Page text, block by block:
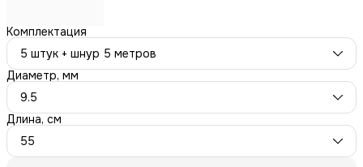
Комплектация
5 штук + шнур 5 метров
Диаметр, мм
9.5
Длина, см
55